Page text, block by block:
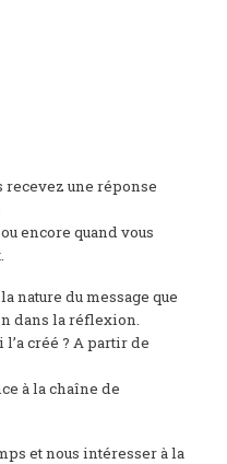
recevez une réponse
encore quand vous
nature du message que
dans la réflexion.
l’a créé ? A partir de
à la chaîne de
et nous intéresser à la